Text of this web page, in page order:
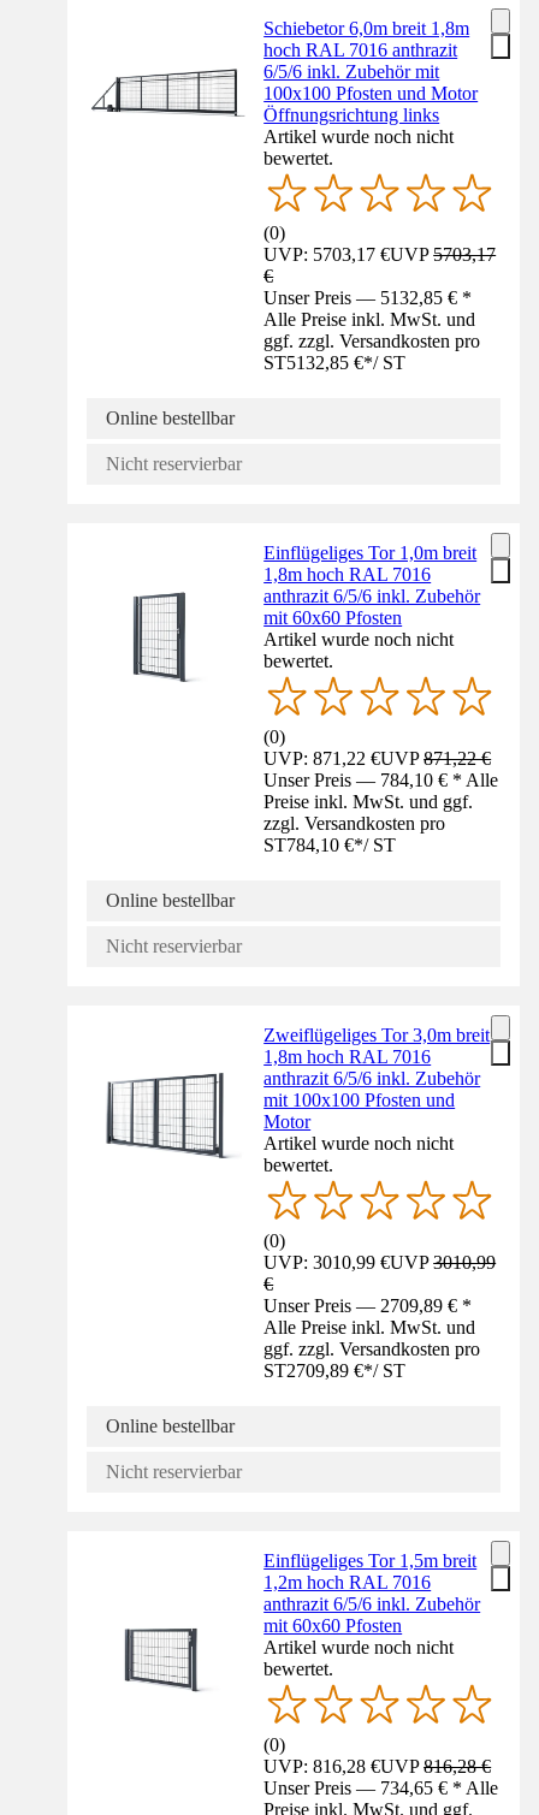
Schiebetor 6,0m breit 1,8m
hoch RAL 7016 anthrazit
6/5/6 inkl. Zubehör mit
100x100 Pfosten und Motor
Öffnungsrichtung links
Artikel wurde noch nicht
bewertet.
(0)
UVP: 5703,17 €UVP5703,17
€
Unser Preis — 5132,85 € *
Alle Preise inkl. MwSt. und
ggf. zzgl. Versandkosten pro
ST5132,85 €*/ ST
Online bestellbar
Nicht reservierbar
Einflügeliges Tor 1,0m breit
1,8m hoch RAL 7016
anthrazit 6/5/6 inkl. Zubehör
mit 60x60 Pfosten
Artikel wurde noch nicht
bewertet.
(0)
UVP: 871,22 €UVP871,22 €
Unser Preis — 784,10 € * Alle
Preise inkl. MwSt. und ggf.
zzgl. Versandkosten pro
ST784,10 €*/ ST
Online bestellbar
Nicht reservierbar
Zweiflügeliges Tor 3,0m breit
1,8m hoch RAL 7016
anthrazit 6/5/6 inkl. Zubehör
mit 100x100 Pfosten und
Motor
Artikel wurde noch nicht
bewertet.
(0)
UVP: 3010,99 €UVP3010,99
€
Unser Preis — 2709,89 € *
Alle Preise inkl. MwSt. und
ggf. zzgl. Versandkosten pro
ST2709,89 €*/ ST
Online bestellbar
Nicht reservierbar
Einflügeliges Tor 1,5m breit
1,2m hoch RAL 7016
anthrazit 6/5/6 inkl. Zubehör
mit 60x60 Pfosten
Artikel wurde noch nicht
bewertet.
(0)
UVP: 816,28 €UVP816,28 €
Unser Preis — 734,65 € * Alle
Preise inkl. MwSt. und ggf.